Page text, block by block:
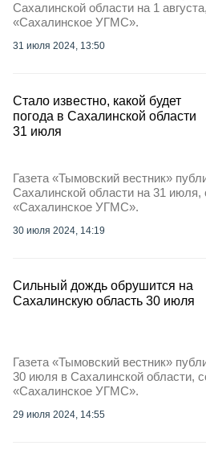
Сахалинской области на 1
«Сахалинское УГМС».
31 июля 2024, 13:50
Стало известно, какой будет
погода в Сахалинской области
31 июля
Газета «Тымовский вестник»
Сахалинской области на 31
«Сахалинское УГМС».
30 июля 2024, 14:19
Сильный дождь обрушится на
Сахалинскую область 30 июля
Газета «Тымовский вестник»
30 июля в Сахалинской области,
«Сахалинское УГМС».
29 июля 2024, 14:55